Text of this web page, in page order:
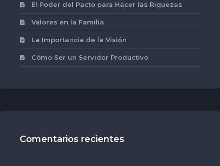
El Poder del Pacto para Hacer las Riquezas
Valores en la Familia
La Importancia de la Visión
Cómo Ser un Servidor Productivo
Comentarios recientes